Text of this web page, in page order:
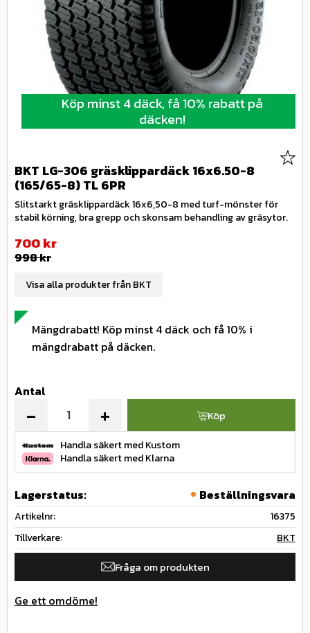
Köp minst 4 däck, få 10% rabatt på
däcken!
BKT LG-306 gräsklippardäck 16x6.50-8
(165/65-8) TL 6PR
Slitstarkt gräsklippardäck 16x6,50-8 med turf-mönster för
stabil körning, bra grepp och skonsam behandling av gräsytor.
Mängdrabatt! Köp minst 4 däck och få 10% i
mängdrabatt på däcken.
Nedsatt pris:
700kr
Ordinarie pris:
998kr
Antal
+
- Köp
Handla säkert med Kustom
Handla säkert med Klarna
Lagerstatus Beställningsvara
Artikelnr
16375
Tillverkare
BKT
Fråga om produkten
Visa alla produkter från BKT
Ge ett omdöme!